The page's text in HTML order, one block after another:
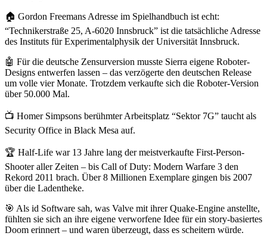
🏠 Gordon Freemans Adresse im Spielhandbuch ist echt:
“Technikerstraße 25, A-6020 Innsbruck” ist die tatsächliche Adresse
des Instituts für Experimentalphysik der Universität Innsbruck.
🤖 Für die deutsche Zensurversion musste Sierra eigene Roboter-
Designs entwerfen lassen – das verzögerte den deutschen Release
um volle vier Monate. Trotzdem verkaufte sich die Roboter-Version
über 50.000 Mal.
📺 Homer Simpsons berühmter Arbeitsplatz “Sektor 7G” taucht als
Security Office in Black Mesa auf.
🏆 Half-Life war 13 Jahre lang der meistverkaufte First-Person-
Shooter aller Zeiten – bis Call of Duty: Modern Warfare 3 den
Rekord 2011 brach. Über 8 Millionen Exemplare gingen bis 2007
über die Ladentheke.
🎯 Als id Software sah, was Valve mit ihrer Quake-Engine anstellte,
fühlten sie sich an ihre eigene verworfene Idee für ein story-basiertes
Doom erinnert – und waren überzeugt, dass es scheitern würde.